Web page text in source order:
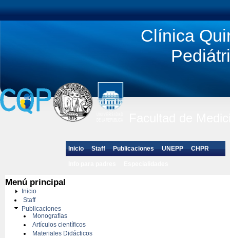
Clínica
Inicio Staff Publicaciones UNEPP CHPR
Menú principal
Inicio
Staff
Publicaciones
Monografías
Artículos científicos
Materiales Didácticos